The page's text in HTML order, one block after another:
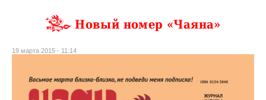
Новый номер «Чаяна»
19 марта 2015 - 11:14